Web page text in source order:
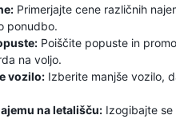
Primerjajte cene različnih
ponudbo.
Poiščite popuste in
na voljo.
vozilo: Izberite manjše vozilo,
na letališču: Izogibajte se